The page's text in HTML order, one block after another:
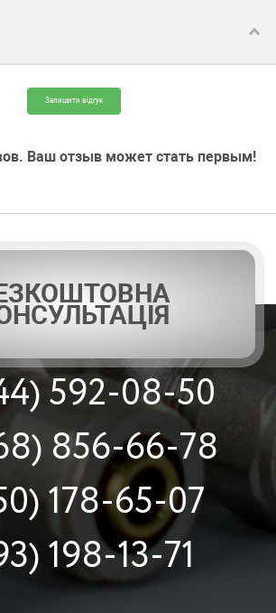
Залишити відгук
Ваш отзыв может стать первым!
592-08-50
856-66-78
178-65-07
198-13-71